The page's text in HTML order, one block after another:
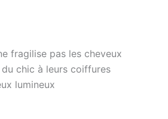
fragilise pas les cheveux
chic à leurs coiffures
lumineux